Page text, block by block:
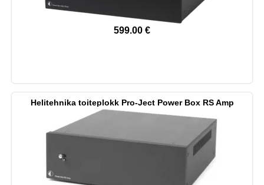
599.00 €
Helitehnika toiteplokk Pro-Ject Power Box RS Amp